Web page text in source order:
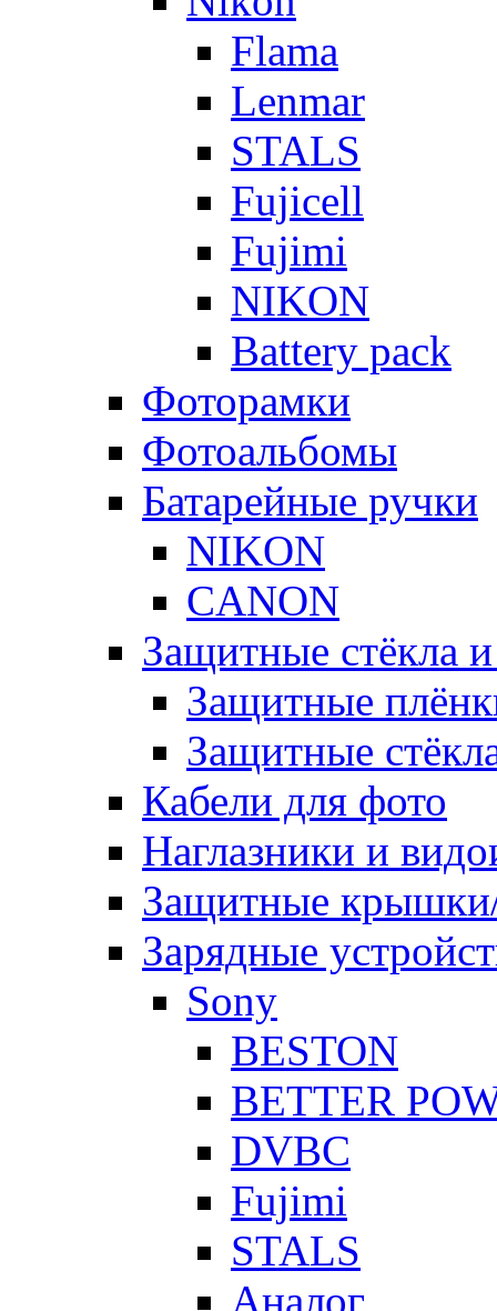
Flama
Lenmar
STALS
Fujicell
Fujimi
NIKON
Battery pack
Фоторамки
Фотоальбомы
Батарейные ручки
NIKON
CANON
Защитные стёкла
Защитные
Защитные
Кабели для фото
Наглазники и
Защитные
Зарядные
Sony
BESTON
BETTER
DVBC
Fujimi
STALS
Аналог